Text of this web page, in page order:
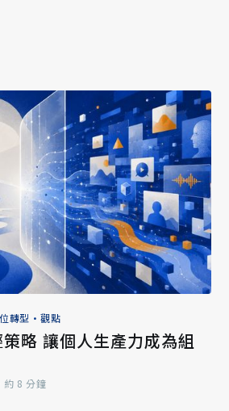
轉型 •觀點
略 讓個人生產力成為組
8 分鐘